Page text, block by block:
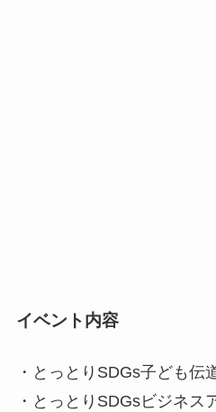
イベント内容
・とっとりSDGs子ども伝
・とっとりSDGsビジネス